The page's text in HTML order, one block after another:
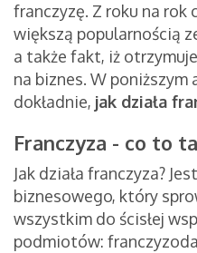
franczyzę. Z roku na rok
większą popularnością
a także fakt, iż
na biznes. W poniższym
dokładnie, jak działa
Franczyza - co to
Jak działa franczyza?
biznesowego, który
wszystkim do ścisłej
podmiotów: